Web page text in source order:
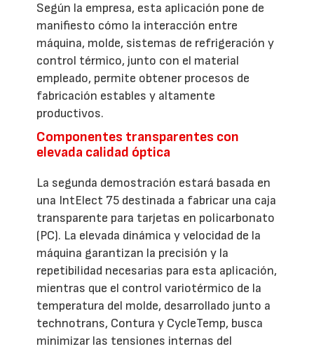
Según la empresa, esta aplicación pone de
manifiesto cómo la interacción entre
máquina, molde, sistemas de refrigeración y
control térmico, junto con el material
empleado, permite obtener procesos de
fabricación estables y altamente
productivos.
Componentes transparentes con
elevada calidad óptica
La segunda demostración estará basada en
una IntElect 75 destinada a fabricar una caja
transparente para tarjetas en policarbonato
(PC). La elevada dinámica y velocidad de la
máquina garantizan la precisión y la
repetibilidad necesarias para esta aplicación,
mientras que el control variotérmico de la
temperatura del molde, desarrollado junto a
technotrans, Contura y CycleTemp, busca
minimizar las tensiones internas del